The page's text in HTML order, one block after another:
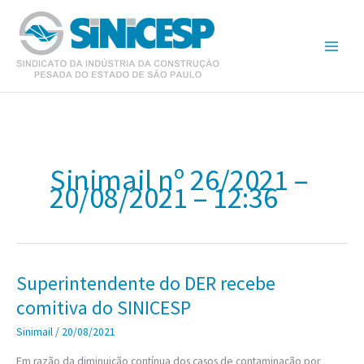
para
conteúdo
Sinimail nº 26/2021 –
20/08/2021 – 12:36
Superintendente do DER recebe
comitiva do SINICESP
Sinimail/ 20/08/2021